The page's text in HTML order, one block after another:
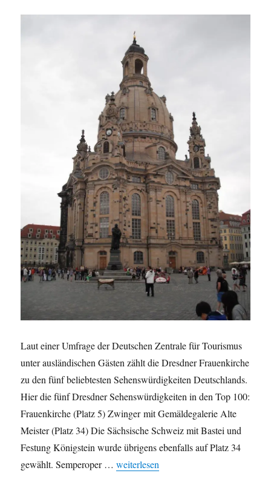
Laut einer Umfrage der Deutschen Zentrale für Tourismus
unter ausländischen Gästen zählt die Dresdner Frauenkirche
zu den fünf beliebtesten Sehenswürdigkeiten Deutschlands.
Hier die fünf Dresdner Sehenswürdigkeiten in den Top 100:
Frauenkirche (Platz 5) Zwinger mit Gemäldegalerie Alte
Meister (Platz 34) Die Sächsische Schweiz mit Bastei und
Festung Königstein wurde übrigens ebenfalls auf Platz 34
gewählt. Semperoper …„Dresdner Frauenkirche zählt zu den
weiterlesen